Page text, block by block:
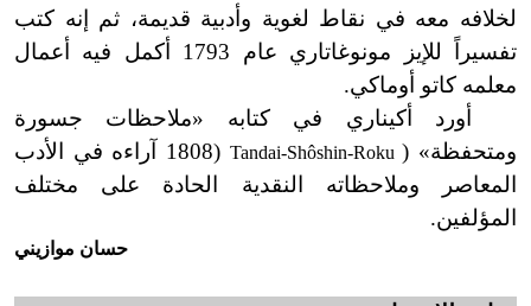
لخلافه معه في نقاط لغوية وأدبية قديمة، ثم إنه كتب
تفسيراً للإيز مونوغاتاري عام 1793 أكمل فيه أعمال
معلمه كاتو أوماكي.
أورد أكيناري في كتابه «ملاحظات جسورة
ومتحفظة» (
Tandai-Shôshin-Roku
(1808 آراءه في الأدب
المعاصر وملاحظاته النقدية الحادة على مختلف
المؤلفين.
حسان موازيني